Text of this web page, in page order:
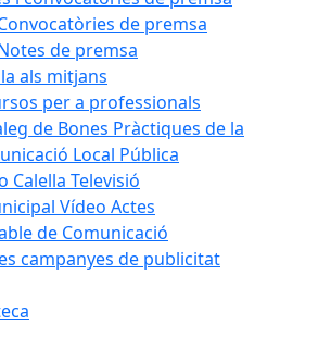
de premsa
de premsa
als mitjans
per a professionals
de Bones Pràctiques de la
Local Pública
Calella Televisió
Vídeo Actes
de Comunicació
campanyes de publicitat